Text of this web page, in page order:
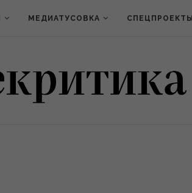
МЕДИАТУСОВКА СПЕЦПРОЕКТЫ